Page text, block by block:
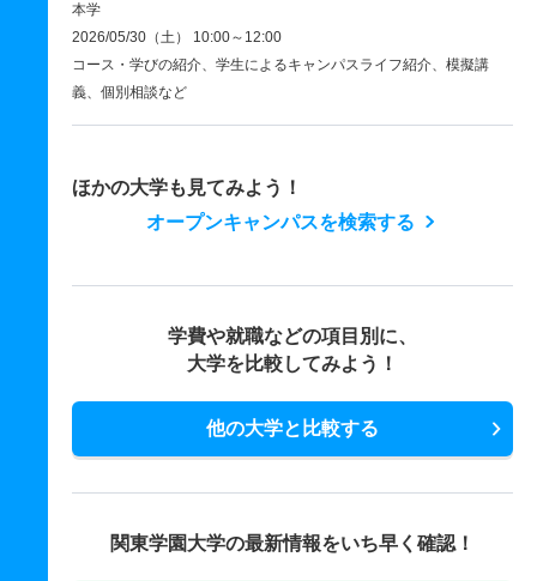
本学
2026/05/30（土） 10:00～12:00
コース・学びの紹介、学生によるキャンパスライフ紹介、模擬講
義、個別相談など
ほかの大学も見てみよう！
オープンキャンパスを検索する
学費や就職などの項目別に、
大学を比較してみよう！
他の大学と比較する
関東学園大学の最新情報をいち早く確認！